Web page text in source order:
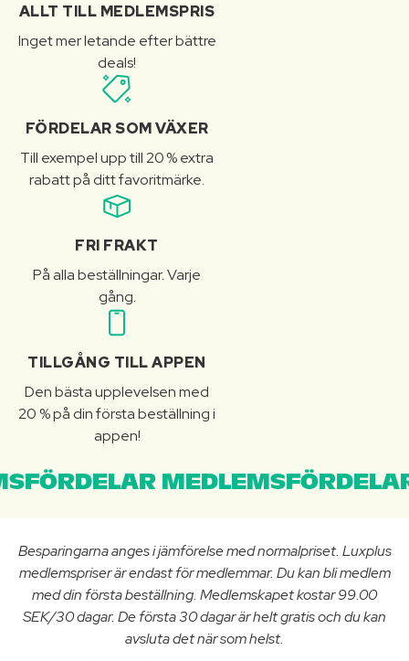
ALLT TILL MEDLEMSPRIS
Inget mer letande efter bättre
deals!
FÖRDELAR SOM VÄXER
Till exempel upp till 20 % extra
rabatt på ditt favoritmärke.
FRI FRAKT
På alla beställningar. Varje
gång.
TILLGÅNG TILL APPEN
Den bästa upplevelsen med
20 % på din första beställning i
appen!
Besparingarna anges i jämförelse med normalpriset. Luxplus
medlemspriser är endast för medlemmar. Du kan bli medlem
med din första beställning. Medlemskapet kostar 99.00
SEK/30 dagar. De första 30 dagar är helt gratis och du kan
avsluta det när som helst.